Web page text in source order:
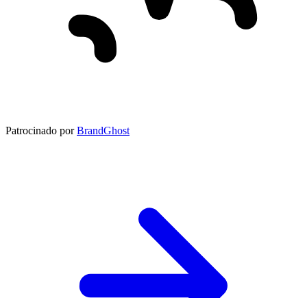
Patrocinado por BrandGhost